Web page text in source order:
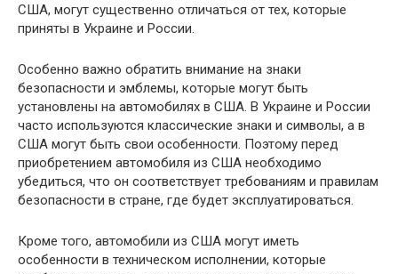
США, могут существенно отличаться от тех, которые
приняты в Украине и России.
Особенно важно обратить внимание на знаки
безопасности и эмблемы, которые могут быть
установлены на автомобилях в США. В Украине и России
часто используются классические знаки и символы, а в
США могут быть свои особенности. Поэтому перед
приобретением автомобиля из США необходимо
убедиться, что он соответствует требованиям и правилам
безопасности в стране, где будет эксплуатироваться.
Кроме того, автомобили из США могут иметь
особенности в техническом исполнении, которые